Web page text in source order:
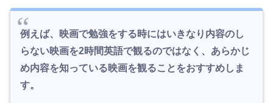
例えば、映画で勉強をする時にはいきなり内容のし
らない映画を2時間英語で観るのではなく、あらかじ
め内容を知っている映画を観ることをおすすめしま
す。